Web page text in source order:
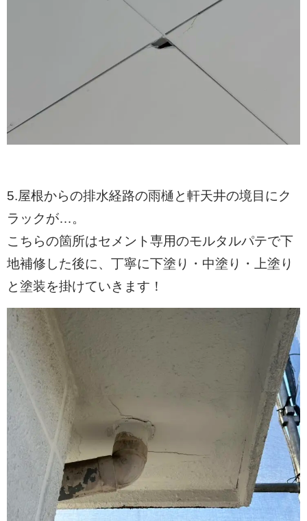
5.屋根からの排水経路の雨樋と軒天井の境目にク
ラックが…。
こちらの箇所はセメント専用のモルタルパテで下
地補修した後に、丁寧に下塗り・中塗り・上塗り
と塗装を掛けていきます！